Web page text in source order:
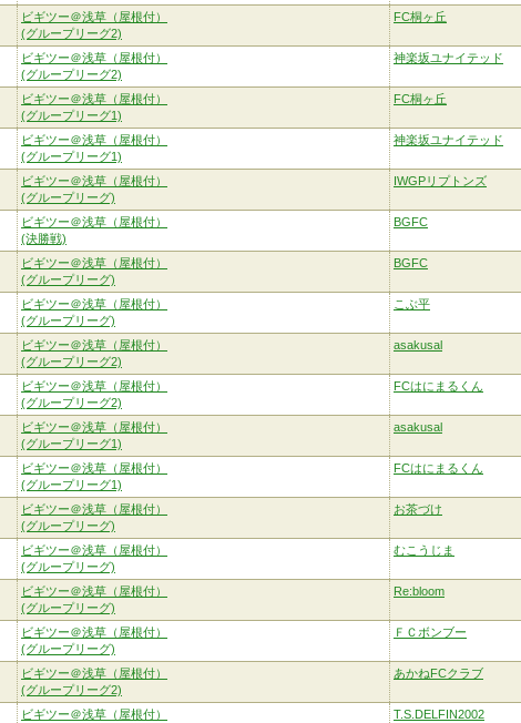
ビギツー＠浅草（屋根付）
(グループリーグ2)
FC桐ヶ丘
ビギツー＠浅草（屋根付）
(グループリーグ2)
神楽坂ユナイテッド
ビギツー＠浅草（屋根付）
(グループリーグ1)
FC桐ヶ丘
ビギツー＠浅草（屋根付）
(グループリーグ1)
神楽坂ユナイテッド
ビギツー＠浅草（屋根付）
(グループリーグ)
IWGPリプトンズ
ビギツー＠浅草（屋根付）
(決勝戦)
BGFC
ビギツー＠浅草（屋根付）
(グループリーグ)
BGFC
ビギツー＠浅草（屋根付）
(グループリーグ)
こぶ平
ビギツー＠浅草（屋根付）
(グループリーグ2)
asakusal
ビギツー＠浅草（屋根付）
(グループリーグ2)
FCはにまるくん
ビギツー＠浅草（屋根付）
(グループリーグ1)
asakusal
ビギツー＠浅草（屋根付）
(グループリーグ1)
FCはにまるくん
ビギツー＠浅草（屋根付）
(グループリーグ)
お茶づけ
ビギツー＠浅草（屋根付）
(グループリーグ)
むこうじま
ビギツー＠浅草（屋根付）
(グループリーグ)
Re:bloom
ビギツー＠浅草（屋根付）
(グループリーグ)
ＦＣボンブー
ビギツー＠浅草（屋根付）
(グループリーグ2)
あかねFCクラブ
ビギツー＠浅草（屋根付）
T.S.DELFIN2002